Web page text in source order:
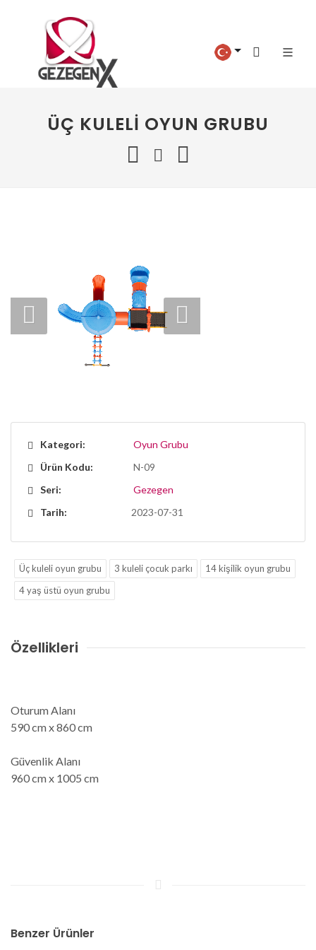
ÜÇ KULELI OYUN GRUBU
Kategori:
Oyun Grubu
Ürün Kodu:
N-09
Seri:
Gezegen
Tarih:
2023-07-31
Üç kuleli oyun grubu 3 kuleli çocuk parkı
14 kişilik oyun grubu
4 yaş üstü oyun grubu
Özellikleri
Oturum Alanı
590 cm x 860 cm
Güvenlik Alanı
960 cm x 1005 cm
Benzer Ürünler